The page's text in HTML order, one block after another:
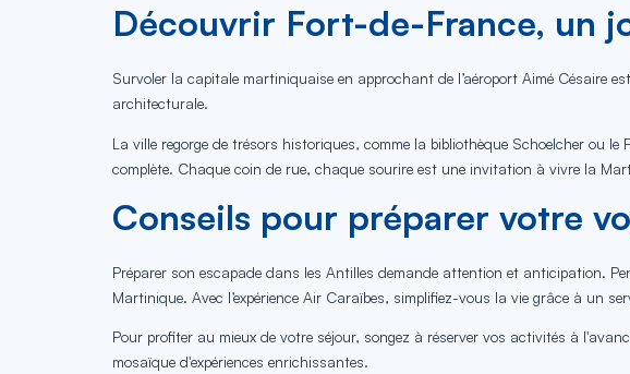
Découvrir Fort-de-France, un
Survoler la capitale martiniquaise en approchant de l’aéroport Aimé Césaire
architecturale.
La ville regorge de trésors historiques, comme la bibliothèque Schoelcher ou
complète. Chaque coin de rue, chaque sourire est une invitation à vivre la
Conseils pour préparer votre
Préparer son escapade dans les Antilles demande attention et anticipation.
Martinique. Avec l’expérience Air Caraïbes, simplifiez-vous la vie grâce à un
Pour profiter au mieux de votre séjour, songez à réserver vos activités à
mosaïque d'expériences enrichissantes.